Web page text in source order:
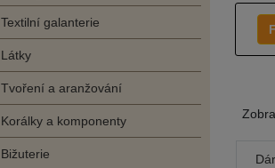
Textilní galanterie
Látky
Tvoření a aranžování
Korálky a komponenty
Bižuterie